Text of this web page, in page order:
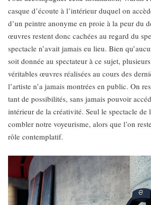
casque d’écoute à l’intérieur duquel on
d’un peintre anonyme en proie à la peur du
œuvres restent donc cachées au regard du
spectacle n’avait jamais eu lieu. Bien
soit donnée au spectateur à ce sujet,
véritables œuvres réalisées au cours des
l’artiste n’a jamais montrées en public. On
tant de possibilités, sans jamais pouvoir
intérieur de la créativité. Seul le spectacle de
combler notre voyeurisme, alors que l’on
rôle contemplatif.